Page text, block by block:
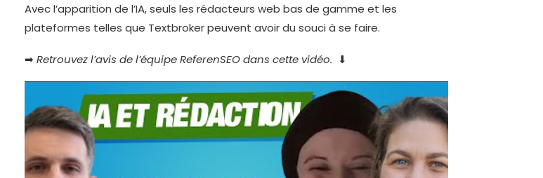
Avec l’apparition de l’IA, seuls les rédacteurs web bas de gamme et les
plateformes telles que Textbroker peuvent avoir du souci à se faire.
➡ Retrouvez l’avis de l’équipe ReferenSEO dans cette vidéo. ⬇